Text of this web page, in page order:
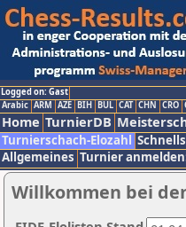
Logged on: Gast
Arabic ARM AZE BIH BUL CAT CHN CRO
Home TurnierDB
Turnierschach-Elozahl
Allgemeines Turnier
Willkommen bei